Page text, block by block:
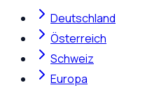
Deutschland
Österreich
Schweiz
Europa